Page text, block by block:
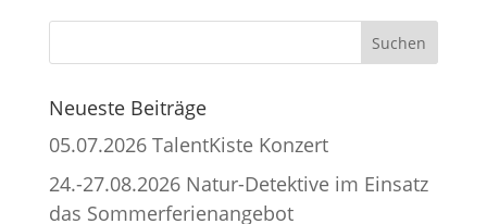
Neueste Beiträge
05.07.2026 TalentKiste Konzert
24.-27.08.2026 Natur-Detektive im Einsatz
das Sommerferienangebot